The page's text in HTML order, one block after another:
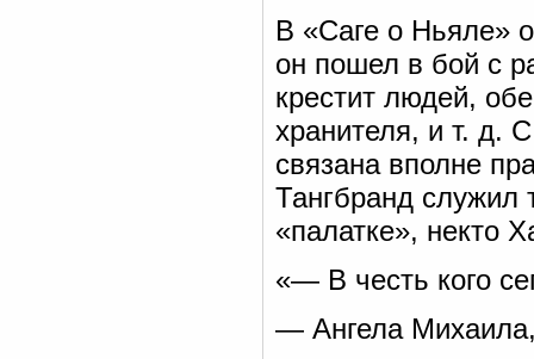
В «Саге о Ньяле»
он пошел в бой с
крестит людей,
хранителя, и т. д.
связана вполне
Тангбранд служил
«палатке», некто
«— В честь кого
— Ангела